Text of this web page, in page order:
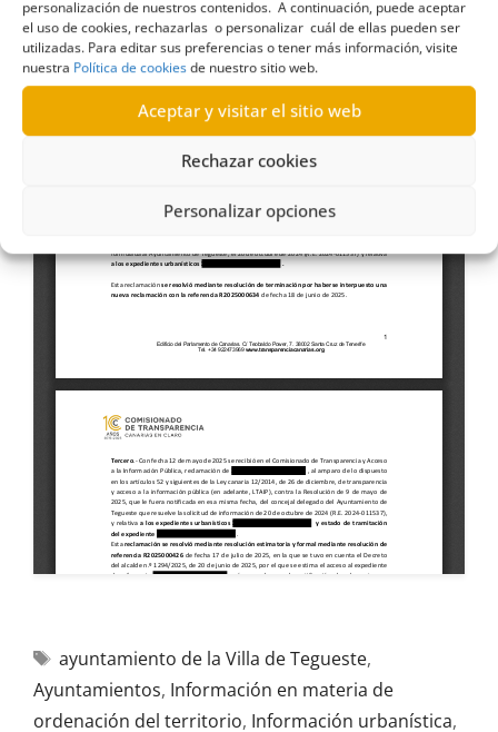
personalización de nuestros contenidos. A continuación, puede aceptar
el uso de cookies, rechazarlas o personalizar cuál de ellas pueden ser
utilizadas. Para editar sus preferencias o tener más información, visite
nuestra Política de cookiesde nuestro sitio web.
Aceptar y visitar el sitio web
Rechazar cookies
Personalizar opciones
ayuntamiento de la Villa de Tegueste,
Ayuntamientos, Información en materia de
ordenación del territorio, Información urbanística,